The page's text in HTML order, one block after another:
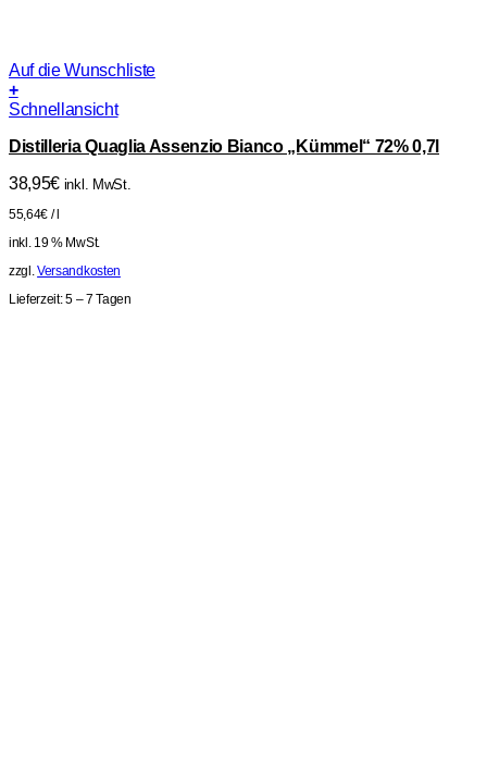
Auf die Wunschliste
+
Schnellansicht
Distilleria Quaglia Assenzio Bianco „Kümmel“ 72% 0,7l
38,95€ inkl. MwSt.
55,64€ /
inkl. 19 % MwSt.
zzgl.Versandkosten
Lieferzeit:5 – 7 Tagen